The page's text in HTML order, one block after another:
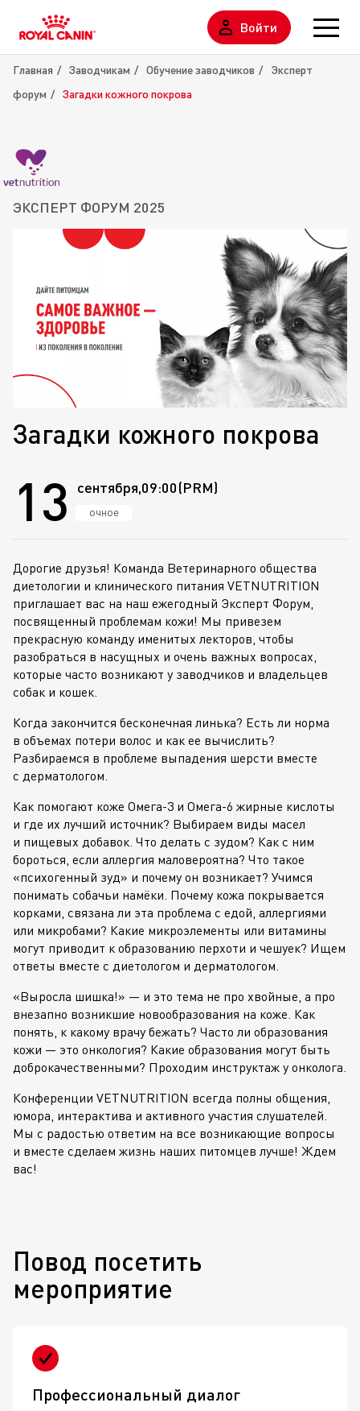
Войти
Главная Заводчикам Обучение заводчиков
Эксперт
форум
Загадки кожного покрова
ЭКСПЕРТ ФОРУМ 2025
Загадки кожного покрова
13 сентября,09:00(PRM)
очное
Дорогие друзья! Команда Ветеринарного общества
диетологии и клинического питания VETNUTRITION
приглашает вас на наш ежегодный Эксперт Форум,
посвященный проблемам кожи! Мы привезем
прекрасную команду именитых лекторов, чтобы
разобраться в насущных и очень важных вопросах,
которые часто возникают у заводчиков и владельцев
собак и кошек.
Когда закончится бесконечная линька? Есть ли норма
в объемах потери волос и как ее вычислить?
Разбираемся в проблеме выпадения шерсти вместе
с дерматологом.
Как помогают коже Омега-3 и Омега-6 жирные кислоты
и где их лучший источник? Выбираем виды масел
и пищевых добавок. Что делать с зудом? Как с ним
бороться, если аллергия маловероятна? Что такое
«психогенный зуд» и почему он возникает? Учимся
понимать собачьи намёки. Почему кожа покрывается
корками, связана ли эта проблема с едой, аллергиями
или микробами? Какие микроэлементы или витамины
могут приводит к образованию перхоти и чешуек? Ищем
ответы вместе с диетологом и дерматологом.
«Выросла шишка!» — и это тема не про хвойные, а про
внезапно возникшие новообразования на коже. Как
понять, к какому врачу бежать? Часто ли образования
кожи — это онкология? Какие образования могут быть
доброкачественными? Проходим инструктаж у онколога.
Конференции VETNUTRITION всегда полны общения,
юмора, интерактива и активного участия слушателей.
Мы с радостью ответим на все возникающие вопросы
и вместе сделаем жизнь наших питомцев лучше! Ждем
вас!
Повод посетить
мероприятие
Профессиональный диалог